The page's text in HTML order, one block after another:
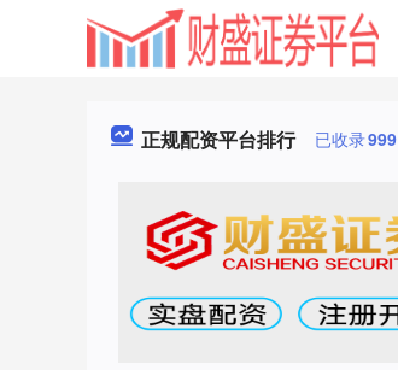
正规配资平台排行 已收录999